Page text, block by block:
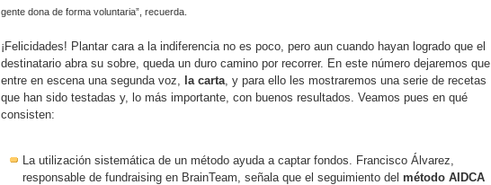
gente dona de forma voluntaria”, recuerda.
¡Felicidades! Plantar cara a la indiferencia no es poco, pero aun cuando hayan logrado que el
destinatario abra su sobre, queda un duro camino por recorrer. En este número dejaremos que
entre en escena una segunda voz, la carta, y para ello les mostraremos una serie de recetas
que han sido testadas y, lo más importante, con buenos resultados. Veamos pues en qué
consisten:
La utilización sistemática de un método ayuda a captar fondos. Francisco Álvarez,
responsable de fundraising en BrainTeam, señala que el seguimiento del método AIDCA